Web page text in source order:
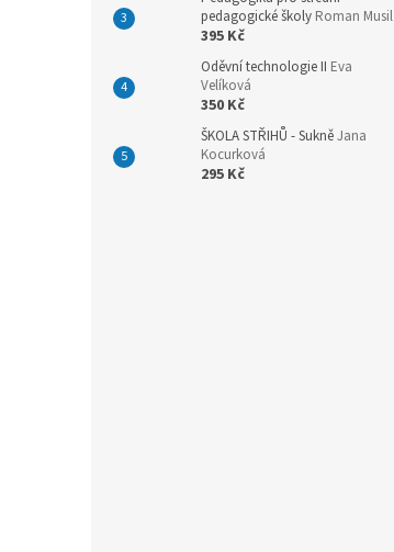
pedagogické školy Roman Musil
395 Kč
Oděvní technologie II Eva
Velíková
350 Kč
ŠKOLA STŘIHŮ - SukněJana
Kocurková
295 Kč